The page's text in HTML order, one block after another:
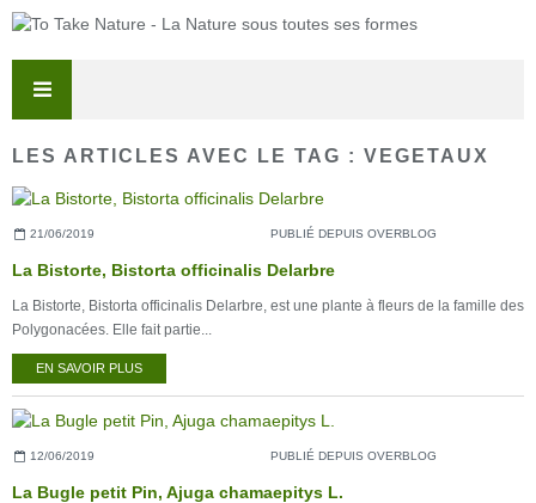
LES ARTICLES AVEC LE TAG : VEGETAUX
21/06/2019 PUBLIÉ DEPUIS OVERBLOG
La Bistorte, Bistorta officinalis Delarbre
La Bistorte, Bistorta officinalis Delarbre, est une plante à fleurs de la famille des
Polygonacées. Elle fait partie...
EN SAVOIR PLUS
12/06/2019 PUBLIÉ DEPUIS OVERBLOG
La Bugle petit Pin, Ajuga chamaepitys L.